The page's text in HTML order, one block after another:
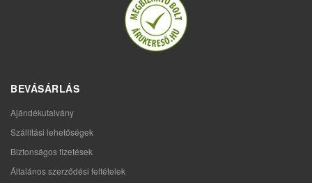
BEVÁSÁRLÁS
Ajándékutalvány
Szállítási lehetőségek
Biztonságos fizetések
Általános szerződési feltételek